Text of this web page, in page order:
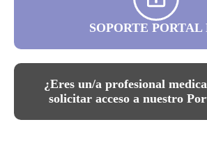
SOPORTE PORTAL
¿Eres un/a profesional
solicitar acceso a nuestro